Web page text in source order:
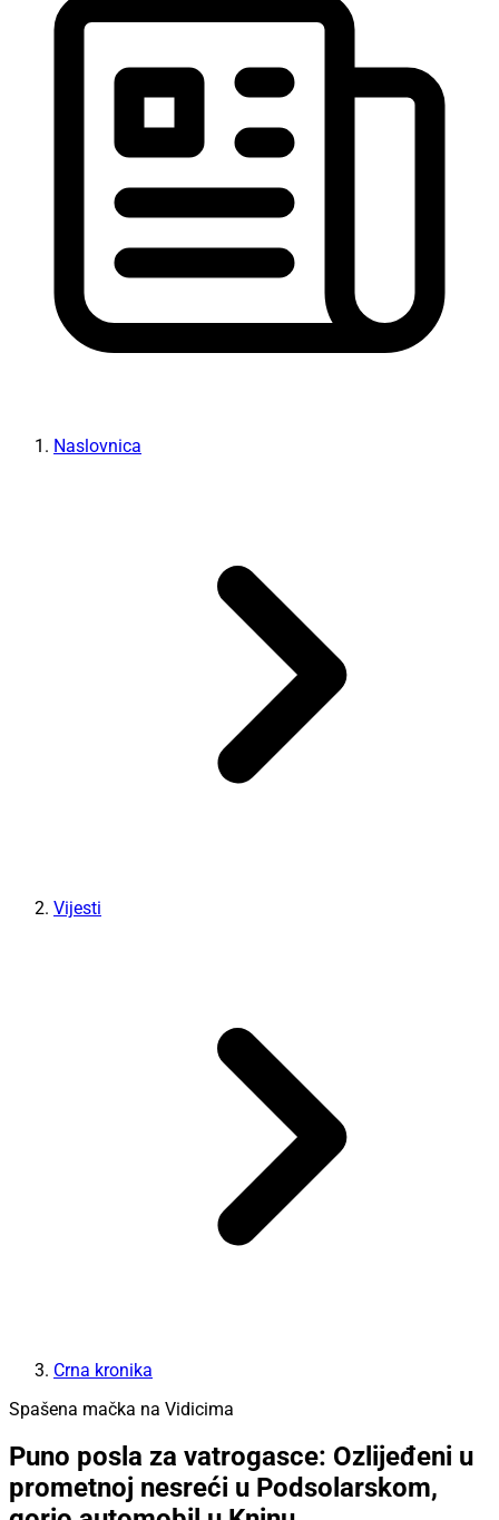
Naslovnica
Vijesti
Crna kronika
Spašena mačka na Vidicima
Puno posla za vatrogasce: Ozlijeđeni u
prometnoj nesreći u Podsolarskom,